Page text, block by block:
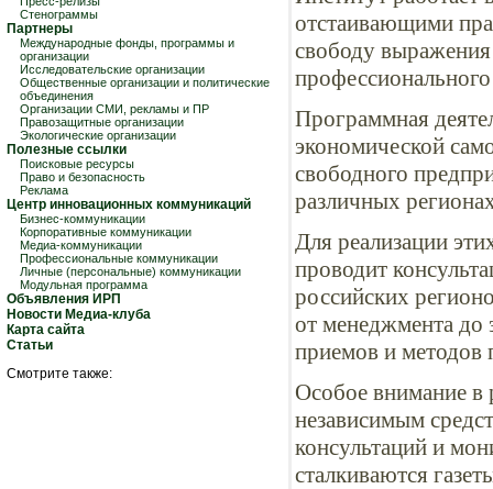
Стенограммы
Партнеры
Международные фонды, программы и
организации
Исследовательские организации
Общественные организации и политические
объединения
Организации СМИ, рекламы и ПР
Правозащитные организации
Экологические организации
Полезные ссылки
Поисковые ресурсы
Право и безопасность
Реклама
Центр инновационных коммуникаций
Бизнес-коммуникации
Корпоративные коммуникации
Медиа-коммуникации
Профессиональные коммуникации
Личные (персональные) коммуникации
Модульная программа
Объявления ИРП
Новости Медиа-клуба
Карта сайта
Статьи
Смотрите также:
отстаивающими
свободу
Программная
экономической
свободного
различных
Для реализации
проводит
российских
от менеджмента до
приемов и методов
Особое внимание в
независимым
консультаций и
сталкиваются